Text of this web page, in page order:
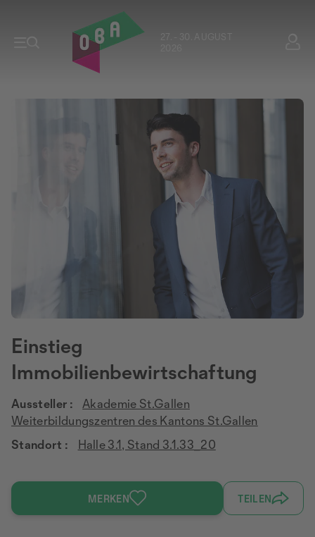
27. - 30. AUGUST
Einstieg
Immobilienbewirtschaftung
Aussteller :
Akademie St.Gallen
Weiterbildungszentren des Kantons St.Gallen
Standort :
Halle 3.1, Stand 3.1.33_20
MERKEN TEILEN